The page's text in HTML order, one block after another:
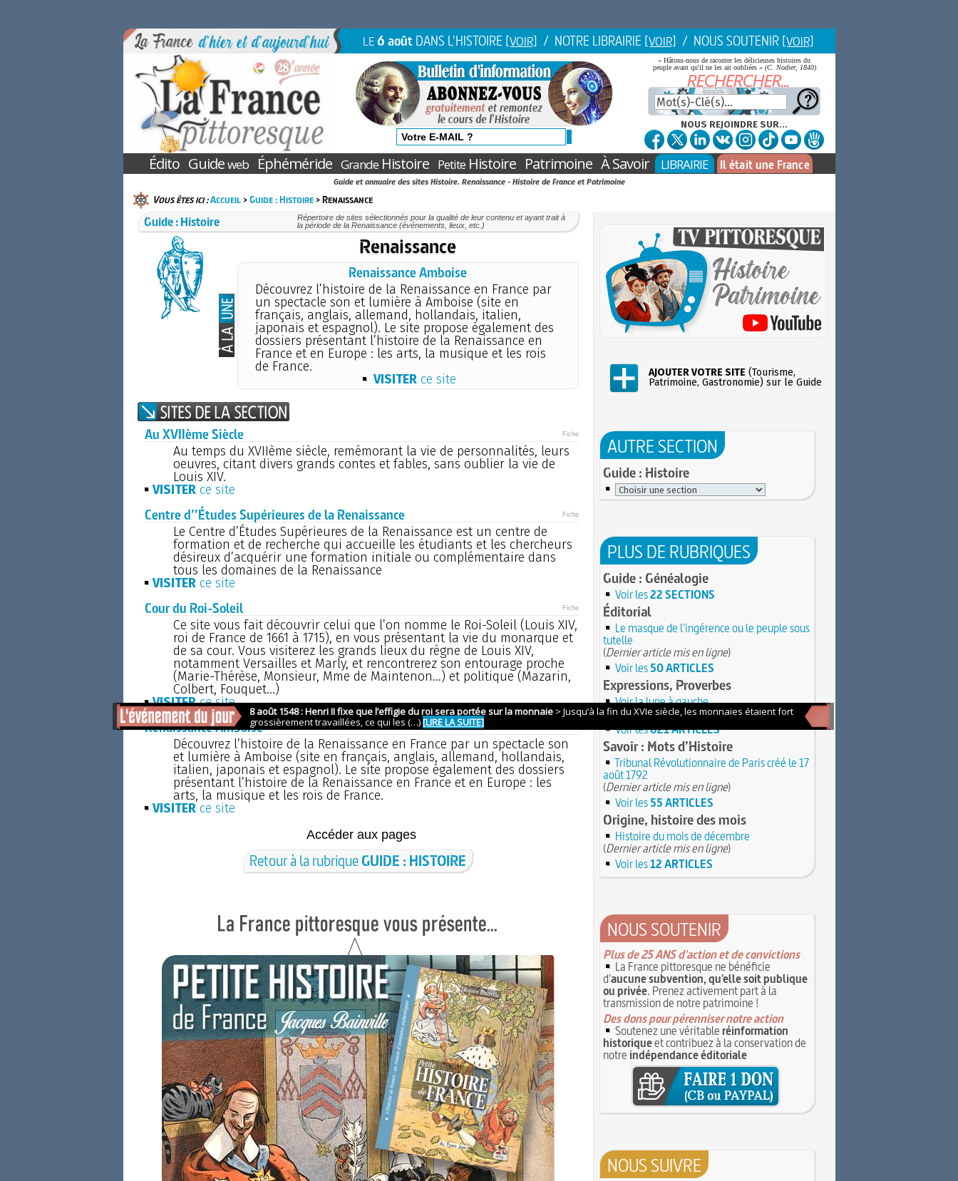
LE6 août DANS L'HISTOIRE [VOIR] / NOTRE LIBRAIRIE [VOIR] / NOUS SOUTENIR [VOIR]
« Hâtons-nous de raconter les délicieuses histoires du
peuple avant qu'il ne les ait oubliées » (C. Nodier, 1840)
NOUS REJOINDRE SUR...
Édito Guideweb Éphéméride GrandeHistoire PetiteHistoire Patrimoine À Savoir LIBRAIRIE Il était une France
Guide et annuaire des sites Histoire. Renaissance - Histoire de France et Patrimoine
Vous êtes ici :Accueil>Guide : Histoire> Renaissance
Guide : Histoire
Répertoire de sites sélectionnés pour la qualité de leur contenu et ayant trait à
la période de la Renaissance (événements, lieux, etc.)
Renaissance
Renaissance Amboise
Découvrez l’histoire de la Renaissance en France par
un spectacle son et lumière à Amboise (site en
français, anglais, allemand, hollandais, italien,
japonais et espagnol). Le site propose également des
dossiers présentant l’histoire de la Renaissance en
France et en Europe : les arts, la musique et les rois
de France.
VISITERce site
Au XVIIème Siècle Fiche
Au temps du XVIIème siècle, remémorant la vie de personnalités, leurs
oeuvres, citant divers grands contes et fables, sans oublier la vie de
Louis XIV.
VISITERce site
Centre d’’Études Supérieures de la Renaissance Fiche
Le Centre d’Études Supérieures de la Renaissance est un centre de
formation et de recherche qui accueille les étudiants et les chercheurs
désireux d’acquérir une formation initiale ou complémentaire dans
tous les domaines de la Renaissance
VISITERce site
Cour du Roi-Soleil Fiche
Ce site vous fait découvrir celui que l’on nomme le Roi-Soleil (Louis XIV,
roi de France de 1661 à 1715), en vous présentant la vie du monarque et
de sa cour. Vous visiterez les grands lieux du règne de Louis XIV,
notamment Versailles et Marly, et rencontrerez son entourage proche
(Marie-Thérèse, Monsieur, Mme de Maintenon...) et politique (Mazarin,
Colbert, Fouquet...)
VISITERce site
Renaissance Amboise
Découvrez l’histoire de la Renaissance en France par un spectacle son
et lumière à Amboise (site en français, anglais, allemand, hollandais,
italien, japonais et espagnol). Le site propose également des dossiers
présentant l’histoire de la Renaissance en France et en Europe : les
arts, la musique et les rois de France.
VISITERce site
Accéder aux pages
Retour à la rubriqueGUIDE : HISTOIRE
AJOUTER VOTRE SITE (Tourisme,
Patrimoine, Gastronomie) sur le Guide
AUTRE SECTION
Guide : Histoire
PLUS DE RUBRIQUES
Guide : Généalogie
Voir les22 SECTIONS
Éditorial
Le masque de l'ingérence ou le peuple sous
tutelle
(Dernier article mis en ligne)
Voir les50 ARTICLES
Expressions, Proverbes
Voir la lune à gauche
(Dernier article mis en ligne)
Voir les621 ARTICLES
Savoir : Mots d’Histoire
Tribunal Révolutionnaire de Paris créé le 17
août 1792
(Dernier article mis en ligne)
Voir les55 ARTICLES
Origine, histoire des mois
Histoire du mois de décembre
(Dernier article mis en ligne)
Voir les12 ARTICLES
NOUS SOUTENIR
Plus de 25 ANS d'action et de convictions
La France pittoresque ne bénéficie
d'aucune subvention, qu'elle soit publique
ou privée. Prenez activement part à la
transmission de notre patrimoine !
Des dons pour pérenniser notre action
Soutenez une véritableréinformation
historiqueet contribuez à la conservation de
notre indépendance éditoriale
NOUS SUIVRE